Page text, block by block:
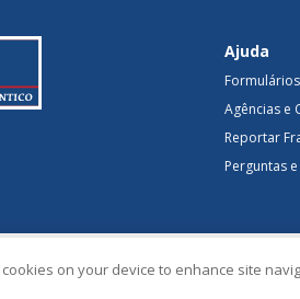
Ajuda
Formulários
Agências e
Reportar
Perguntas
Links Úteis​
reservados
on your device to enhance site